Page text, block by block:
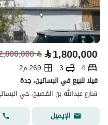
⃁1,800,000
⃁
4
3
269 م2
فيلا للبيع في البساتين، جدة
شارع عبدالله بن الفصيح، حي
الإيميل